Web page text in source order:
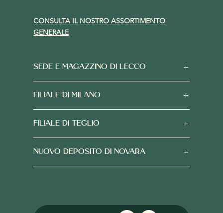
CONSULTA IL NOSTRO ASSORTIMENTO
GENERALE
SEDE E MAGAZZINO DI LECCO
FILIALE DI MILANO
FILIALE DI TEGLIO
NUOVO DEPOSITO DI NOVARA